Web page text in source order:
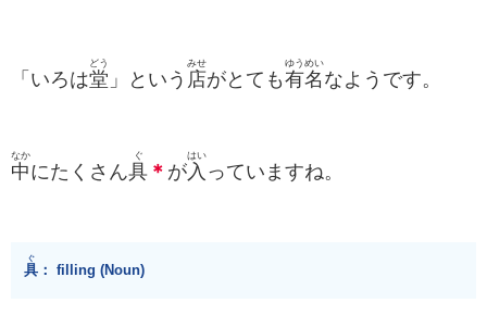
「いろは堂
どう
」という 店
みせ
がとても有名
ゆうめい
なようです。
中
なか
にたくさん具
ぐ
＊ が入
はい
っていますね。
具
ぐ
： filling (Noun)